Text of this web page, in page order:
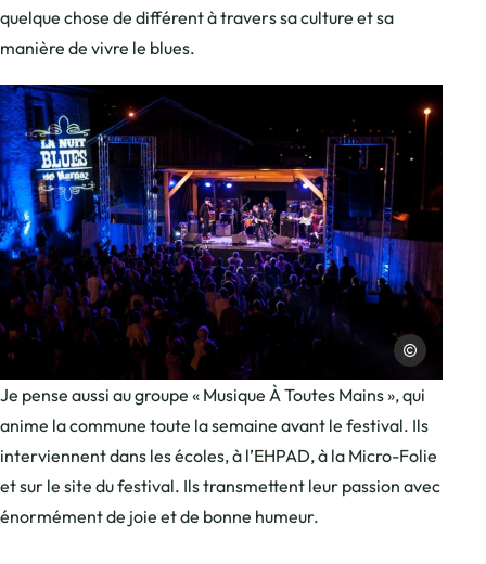
quelque chose de différent à travers sa culture et sa
manière de vivre le blues.
Photo, © Laurent Cousin
Laurent Cousin
Je pense aussi au groupe « Musique À Toutes Mains », qui
anime la commune toute la semaine avant le festival. Ils
interviennent dans les écoles, à l’EHPAD, à la Micro-Folie
et sur le site du festival. Ils transmettent leur passion avec
énormément de joie et de bonne humeur.